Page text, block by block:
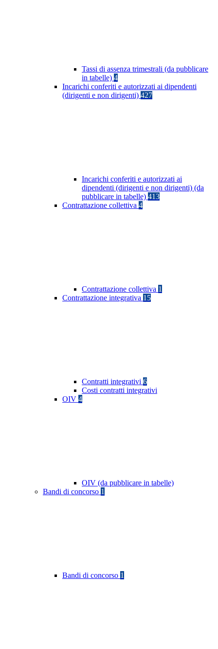
Tassi di assenza trimestrali (da pubblicare
in tabelle) 4
Incarichi conferiti e autorizzati ai dipendenti
(dirigenti e non dirigenti) 427
Incarichi conferiti e autorizzati ai
dipendenti (dirigenti e non dirigenti) (da
pubblicare in tabelle) 413
Contrattazione collettiva 4
Contrattazione collettiva 1
Contrattazione integrativa 15
Contratti integrativi 6
Costi contratti integrativi
OIV 4
OIV (da pubblicare in tabelle)
Bandi di concorso 1
Bandi di concorso 1